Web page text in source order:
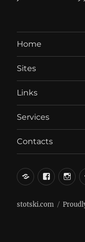
Home
Sites
Links
Services
Contacts
вКонтакте
stotski.com